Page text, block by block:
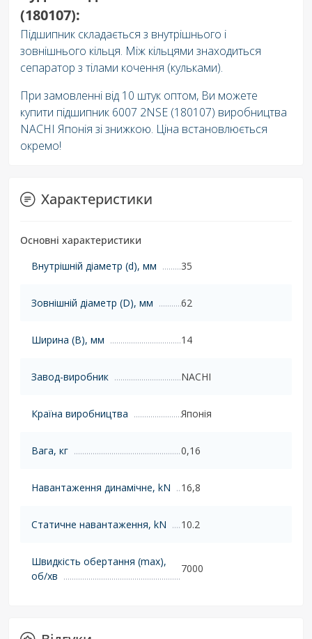
(180107):
Підшипник складається з внутрішнього і
зовнішнього кільця. Між кільцями знаходиться
сепаратор з тілами кочення (кульками).
При замовленні від 10 штук оптом, Ви можете
купити підшипник 6007 2NSE (180107) виробництва
NACHI Японія зі знижкою. Ціна встановлюється
окремо!
Характеристики
Основні характеристики
Внутрішній діаметр (d), мм
35
Зовнішній діаметр (D), мм 62
Ширина (B), мм 14
Завод-виробник NACHI
Країна виробництва Японія
Вага, кг 0,16
Навантаження динамічне, kN 16,8
Статичне навантаження, kN 10.2
Швидкість обертання (max),
об/хв
7000